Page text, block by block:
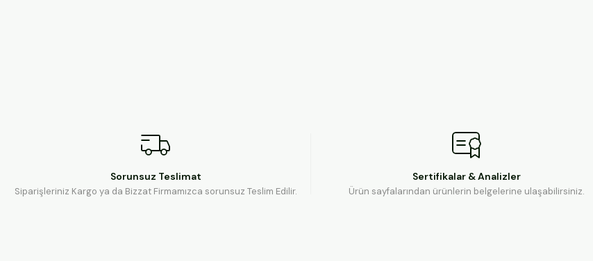
Sorunsuz Teslimat
Siparişleriniz Kargo ya da Bizzat Firmamızca sorunsuz Teslim Edilir.
Sertifikalar & Analizler
Ürün sayfalarından ürünlerin belgelerine ulaşabilirsiniz.